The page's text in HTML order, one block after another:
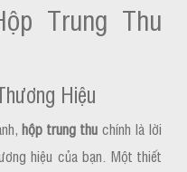
Trung Thu
Hiệu
hộp trung thu chính là lời
hiệu của bạn. Một thiết